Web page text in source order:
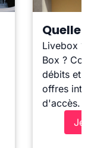
Quelle
Livebox ?
Box ?
débits et
offres
d'accès.
Je